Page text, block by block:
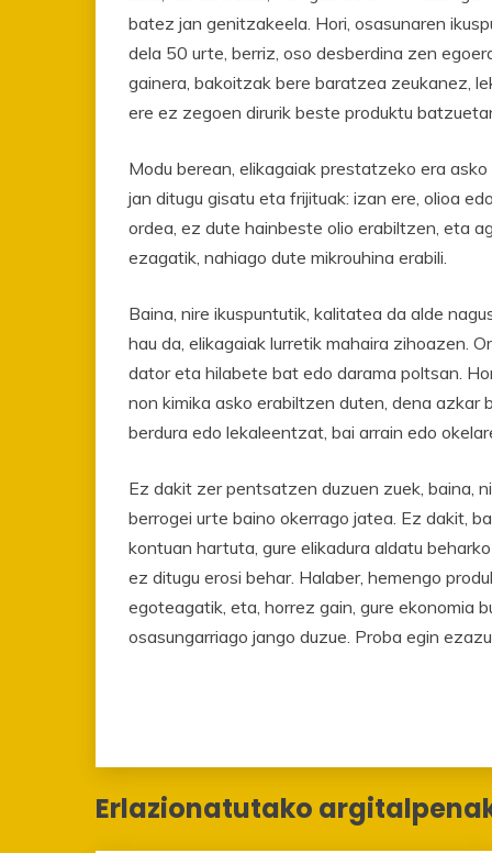
batez jan genitzakeela. Hori, osasunaren
dela 50 urte, berriz, oso desberdina zen
gainera, bakoitzak bere baratzea zeukanez,
ere ez zegoen dirurik beste produktu
Modu berean, elikagaiak prestatzeko era
jan ditugu gisatu eta frijituak: izan ere, olioa
ordea, ez dute hainbeste olio erabiltzen, eta
ezagatik, nahiago dute mikrouhina erabili.
Baina, nire ikuspuntutik, kalitatea da alde
hau da, elikagaiak lurretik mahaira zihoazen.
dator eta hilabete bat edo darama poltsan.
non kimika asko erabiltzen duten, dena azkar
berdura edo lekaleentzat, bai arrain edo
Ez dakit zer pentsatzen duzuen zuek, baina,
berrogei urte baino okerrago jatea. Ez dakit,
kontuan hartuta, gure elikadura aldatu
ez ditugu erosi behar. Halaber, hemengo
egoteagatik, eta, horrez gain, gure ekonomia
osasungarriago jango duzue. Proba egin
Erlazionatutako